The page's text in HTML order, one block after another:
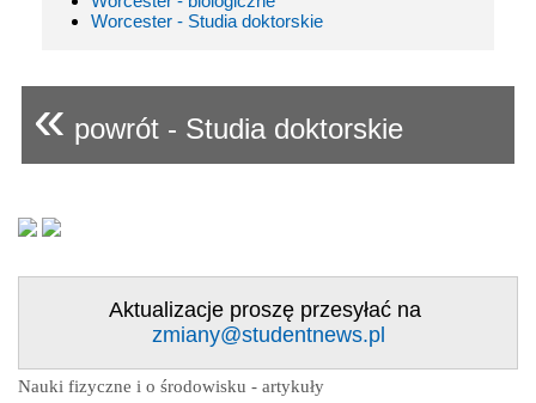
Worcester - Studia doktorskie
« powrót - Studia doktorskie
Aktualizacje proszę przesyłać na
zmiany@studentnews.pl
Nauki fizyczne i o środowisku - artykuły